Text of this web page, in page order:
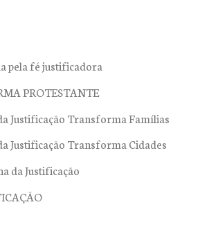
pela fé justificadora
PROTESTANTE
Justificação Transforma Famílias
Justificação Transforma Cidades
da Justificação